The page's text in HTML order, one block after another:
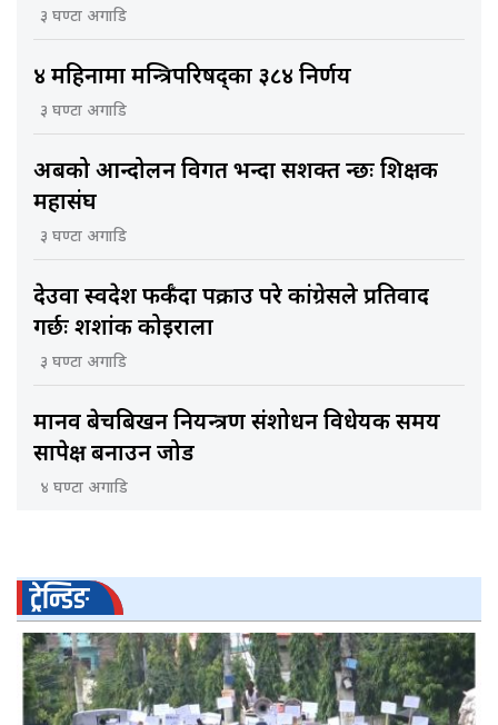
३ घण्टा अगाडि
४ महिनामा मन्त्रिपरिषद्का ३८४ निर्णय
३ घण्टा अगाडि
अबको आन्दोलन विगत भन्दा सशक्त हुन्छः शिक्षक
महासंघ
३ घण्टा अगाडि
देउवा स्वदेश फर्कँदा पक्राउ परे कांग्रेसले प्रतिवाद
गर्छः शशांक कोइराला
३ घण्टा अगाडि
मानव बेचबिखन नियन्त्रण संशोधन विधेयक समय
सापेक्ष बनाउन जोड
४ घण्टा अगाडि
ट्रेन्डिङ